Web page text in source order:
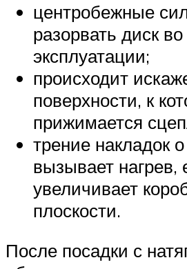
центробежные
разорвать диск
эксплуатации;
происходит
поверхности, к
прижимается
трение накладок
вызывает
увеличивает
плоскости.
После посадки с